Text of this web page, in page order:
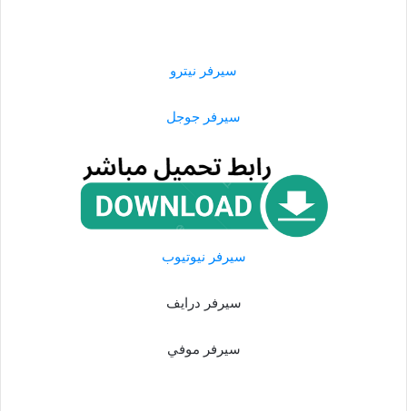
سيرفر نيترو
سيرفر جوجل
سيرفر نيوتيوب
سيرفر درايف
سيرفر موفي